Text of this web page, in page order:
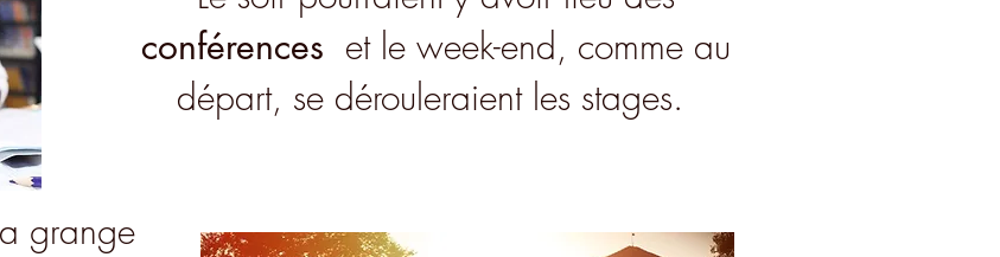
conférences et le week-end, comme au
départ, se dérouleraient les stages.
grange